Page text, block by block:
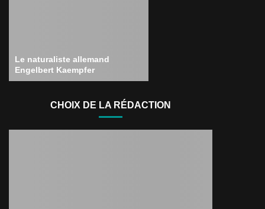
Le naturaliste allemand
Engelbert Kaempfer
CHOIX DE LA RÉDACTION